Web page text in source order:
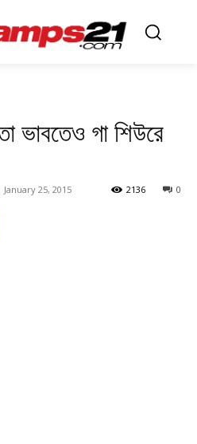
ভাবতেও গা শিউরে
January 25, 2015 0
2136